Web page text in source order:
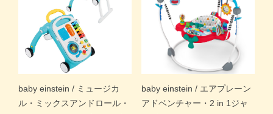
baby einstein / ミュージカ
ル・ミックスアンドロール・
baby einstein / エアプレーン
アドベンチャー・2 in 1ジャ